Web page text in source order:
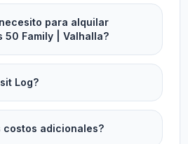
para alquilar
50 Family | Valhalla?
Log?
costos adicionales?